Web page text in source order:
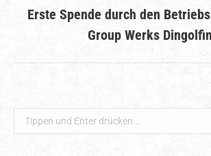
Nächster
Beitrag:
Erste Spende durch den
Group Werks
Search: